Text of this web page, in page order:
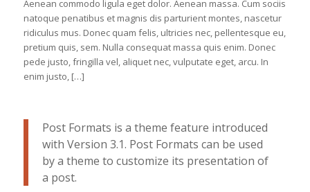
Aenean commodo ligula eget dolor. Aenean massa. Cum sociis
natoque penatibus et magnis dis parturient montes, nascetur
ridiculus mus. Donec quam felis, ultricies nec, pellentesque eu,
pretium quis, sem. Nulla consequat massa quis enim. Donec
pede justo, fringilla vel, aliquet nec, vulputate eget, arcu. In
enim justo, […]
Post Formats is a theme feature introduced
with Version 3.1. Post Formats can be used
by a theme to customize its presentation of
a post.